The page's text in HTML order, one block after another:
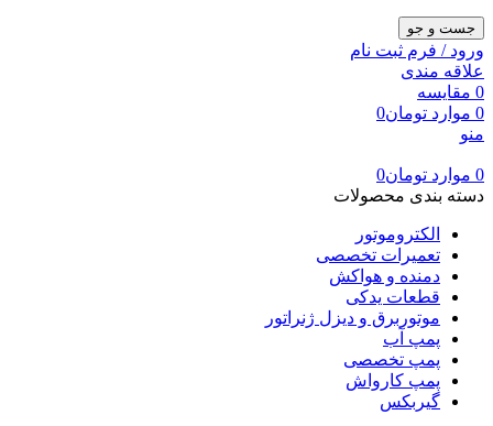
جست و جو
ورود / فرم ثبت نام
علاقه مندی
0 مقایسه
0 موارد تومان0
منو
0 موارد تومان0
دسته بندی محصولات
الکتروموتور
تعمیرات تخصصی
دمنده و هواکش
قطعات یدکی
موتوربرق و دیزل ژنراتور
پمپ آب
پمپ تخصصی
پمپ کارواش
گیربکس